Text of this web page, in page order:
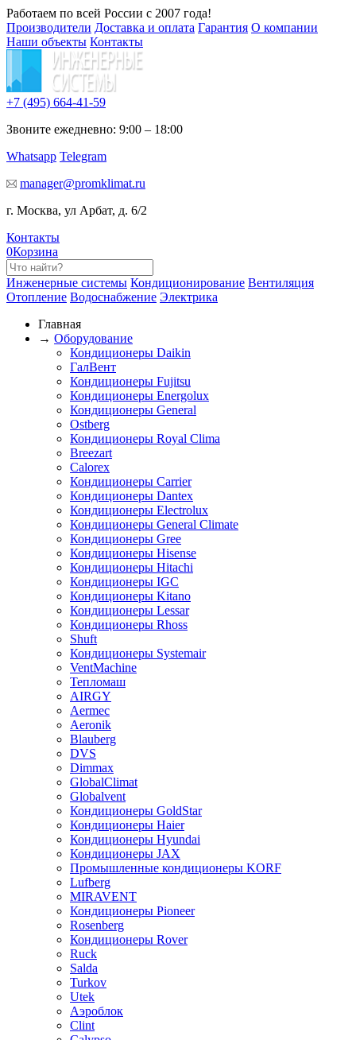
Работаем по всей России с 2007 года!
Производители Доставка и оплата Гарантия О компании
Наши объекты Контакты
+7 (495) 664-41-59
Звоните ежедневно: 9:00 – 18:00
Whatsapp Telegram
manager@promklimat.ru
г. Москва, ул Арбат, д. 6/2
Контакты
0Корзина
Инженерные системы Кондиционирование Вентиляция
Отопление Водоснабжение Электрика
Главная
→ Оборудование
Кондиционеры Daikin
ГалВент
Кондиционеры Fujitsu
Кондиционеры Energolux
Кондиционеры General
Ostberg
Кондиционеры Royal Clima
Breezart
Calorex
Кондиционеры Carrier
Кондиционеры Dantex
Кондиционеры Electrolux
Кондиционеры General Climate
Кондиционеры Gree
Кондиционеры Hisense
Кондиционеры Hitachi
Кондиционеры IGC
Кондиционеры Kitano
Кондиционеры Lessar
Кондиционеры Rhoss
Shuft
Кондиционеры Systemair
VentMachine
Тепломаш
AIRGY
Aermec
Aeronik
Blauberg
DVS
Dimmax
GlobalClimat
Globalvent
Кондиционеры GoldStar
Кондиционеры Haier
Кондиционеры Hyundai
Кондиционеры JAX
Промышленные кондиционеры KORF
Lufberg
MIRAVENT
Кондиционеры Pioneer
Rosenberg
Кондиционеры Rover
Ruck
Salda
Turkov
Utek
Аэроблок
Clint